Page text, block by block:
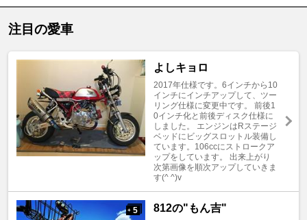
注目の愛車
よしキョロ
2017年仕様です。6インチから10
インチにインチアップして、ツー
リング仕様に変更中です。 前後1
0インチ化と前後ディスク仕様に
しました。 エンジンはRステージ
ベッドにビッグスロットル装備し
ています。106ccにストロークア
ップをしています。 出来上がり
次第画像を順次アップしていきま
す(^ ^)v
+ 5 812の"もん吉"